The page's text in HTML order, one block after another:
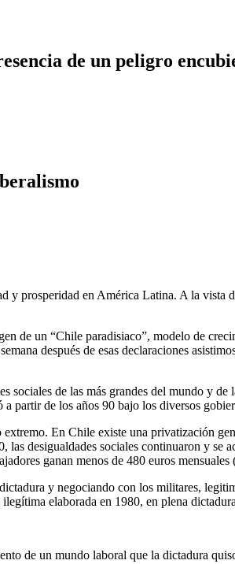
de un peligro
y prosperidad en América Latina. A la
de un “Chile paradisiaco”, modelo de
después de esas declaraciones
sociales de las más grandes del mundo y
partir de los años 90 bajo los diversos
En Chile existe una privatización
desigualdades sociales continuaron y se
ganan menos de 480 euros
y negociando con los militares,
elaborada en 1980, en plena
de un mundo laboral que la dictadura